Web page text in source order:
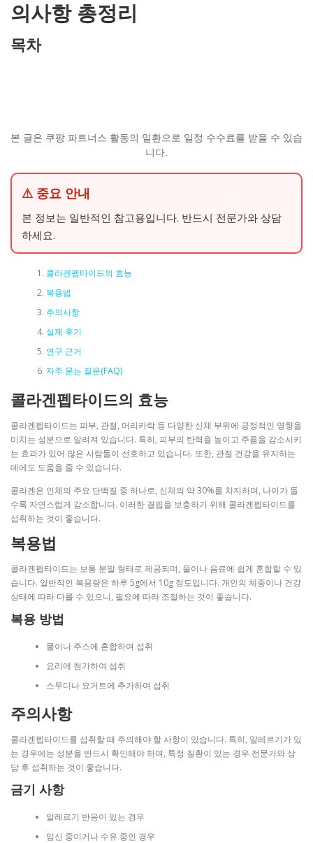
의사항 총정리
목차
본 글은 쿠팡 파트너스 활동의 일환으로 일정 수수료를 받을 수 있습
니다.
⚠ 중요 안내
본 정보는 일반적인 참고용입니다. 반드시 전문가와 상담
하세요.
콜라겐펩타이드의 효능
복용법
주의사항
실제 후기
연구 근거
자주 묻는 질문(FAQ)
콜라겐펩타이드의 효능
콜라겐펩타이드는 피부, 관절, 머리카락 등 다양한 신체 부위에 긍정적인 영향을
미치는 성분으로 알려져 있습니다. 특히, 피부의 탄력을 높이고 주름을 감소시키
는 효과가 있어 많은 사람들이 선호하고 있습니다. 또한, 관절 건강을 유지하는
데에도 도움을 줄 수 있습니다.
콜라겐은 인체의 주요 단백질 중 하나로, 신체의 약 30%를 차지하며, 나이가 들
수록 자연스럽게 감소합니다. 이러한 결핍을 보충하기 위해 콜라겐펩타이드를
섭취하는 것이 좋습니다.
복용법
콜라겐펩타이드는 보통 분말 형태로 제공되며, 물이나 음료에 쉽게 혼합할 수 있
습니다. 일반적인 복용량은 하루 5g에서 10g 정도입니다. 개인의 체중이나 건강
상태에 따라 다를 수 있으니, 필요에 따라 조절하는 것이 좋습니다.
복용 방법
물이나 주스에 혼합하여 섭취
요리에 첨가하여 섭취
스무디나 요거트에 추가하여 섭취
주의사항
콜라겐펩타이드를 섭취할 때 주의해야 할 사항이 있습니다. 특히, 알레르기가 있
는 경우에는 성분을 반드시 확인해야 하며, 특정 질환이 있는 경우 전문가와 상
담 후 섭취하는 것이 좋습니다.
금기 사항
알레르기 반응이 있는 경우
임신 중이거나 수유 중인 경우